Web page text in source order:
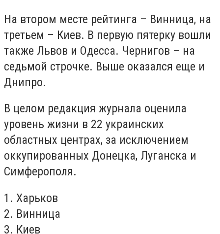
На втором месте рейтинга – Винница, на
третьем – Киев. В первую пятерку вошли
также Львов и Одесса. Чернигов – на
седьмой строчке. Выше оказался еще и
Днипро.
В целом редакция журнала оценила
уровень жизни в 22 украинских
областных центрах, за исключением
оккупированных Донецка, Луганска и
Симферополя.
1. Харьков
2. Винница
3. Киев